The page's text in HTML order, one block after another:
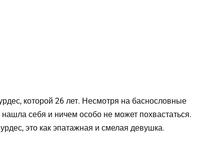
которой 26 лет. Несмотря на баснословные
себя и ничем особо не может похвастаться.
это как эпатажная и смелая девушка.